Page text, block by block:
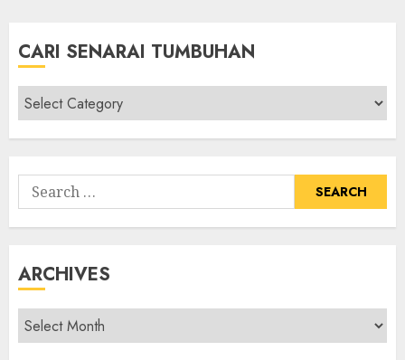
CARI SENARAI TUMBUHAN
Cari
Senarai
Tumbuhan
Search
for:
ARCHIVES
Archives